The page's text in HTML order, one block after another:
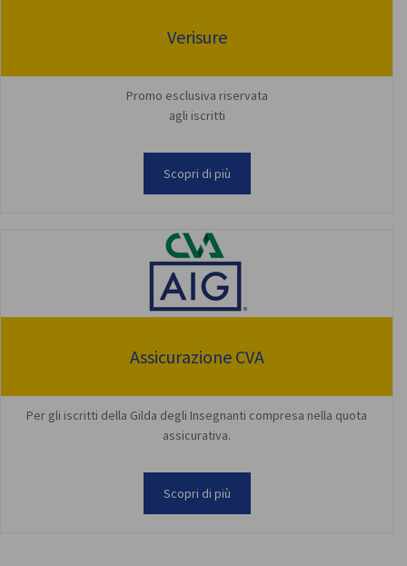
Verisure
Promo esclusiva riservata
agli iscritti
Scopri di più
Assicurazione CVA
Per gli iscritti della Gilda degli Insegnanti compresa nella quota
assicurativa.
Scopri di più